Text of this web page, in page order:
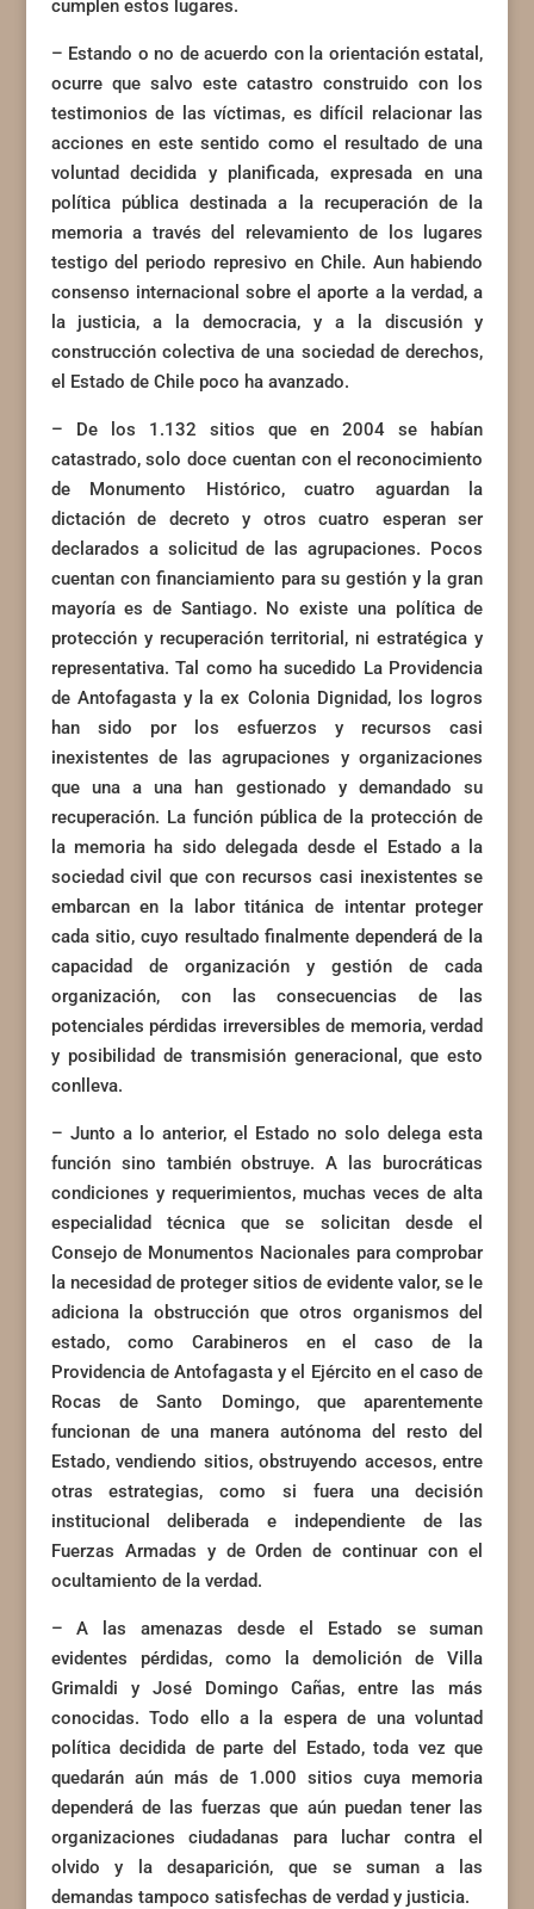
cumplen estos lugares.
– Estando o no de acuerdo con la orientación estatal,
ocurre que salvo este catastro construido con los
testimonios de las víctimas, es difícil relacionar las
acciones en este sentido como el resultado de una
voluntad decidida y planificada, expresada en una
política pública destinada a la recuperación de la
memoria a través del relevamiento de los lugares
testigo del periodo represivo en Chile. Aun habiendo
consenso internacional sobre el aporte a la verdad, a
la justicia, a la democracia, y a la discusión y
construcción colectiva de una sociedad de derechos,
el Estado de Chile poco ha avanzado.
– De los 1.132 sitios que en 2004 se habían
catastrado, solo doce cuentan con el reconocimiento
de Monumento Histórico, cuatro aguardan la
dictación de decreto y otros cuatro esperan ser
declarados a solicitud de las agrupaciones. Pocos
cuentan con financiamiento para su gestión y la gran
mayoría es de Santiago. No existe una política de
protección y recuperación territorial, ni estratégica y
representativa. Tal como ha sucedido La Providencia
de Antofagasta y la ex Colonia Dignidad, los logros
han sido por los esfuerzos y recursos casi
inexistentes de las agrupaciones y organizaciones
que una a una han gestionado y demandado su
recuperación. La función pública de la protección de
la memoria ha sido delegada desde el Estado a la
sociedad civil que con recursos casi inexistentes se
embarcan en la labor titánica de intentar proteger
cada sitio, cuyo resultado finalmente dependerá de la
capacidad de organización y gestión de cada
organización, con las consecuencias de las
potenciales pérdidas irreversibles de memoria, verdad
y posibilidad de transmisión generacional, que esto
conlleva.
– Junto a lo anterior, el Estado no solo delega esta
función sino también obstruye. A las burocráticas
condiciones y requerimientos, muchas veces de alta
especialidad técnica que se solicitan desde el
Consejo de Monumentos Nacionales para comprobar
la necesidad de proteger sitios de evidente valor, se le
adiciona la obstrucción que otros organismos del
estado, como Carabineros en el caso de la
Providencia de Antofagasta y el Ejército en el caso de
Rocas de Santo Domingo, que aparentemente
funcionan de una manera autónoma del resto del
Estado, vendiendo sitios, obstruyendo accesos, entre
otras estrategias, como si fuera una decisión
institucional deliberada e independiente de las
Fuerzas Armadas y de Orden de continuar con el
ocultamiento de la verdad.
– A las amenazas desde el Estado se suman
evidentes pérdidas, como la demolición de Villa
Grimaldi y José Domingo Cañas, entre las más
conocidas. Todo ello a la espera de una voluntad
política decidida de parte del Estado, toda vez que
quedarán aún más de 1.000 sitios cuya memoria
dependerá de las fuerzas que aún puedan tener las
organizaciones ciudadanas para luchar contra el
olvido y la desaparición, que se suman a las
demandas tampoco satisfechas de verdad y justicia.